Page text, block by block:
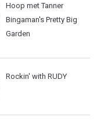
Hoop met Tanner
Bingaman's Pretty Big
Garden
Rockin' with RUDY